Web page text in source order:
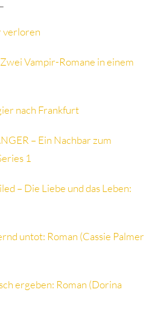
verloren
Vampir-Romane in einem
nach Frankfurt
– Ein Nachbar zum
1
– Die Liebe und das Leben:
untot: Roman (Cassie Palmer
ergeben: Roman (Dorina